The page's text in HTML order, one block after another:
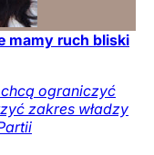
mamy ruch bliski
ograniczyć
zakres władzy